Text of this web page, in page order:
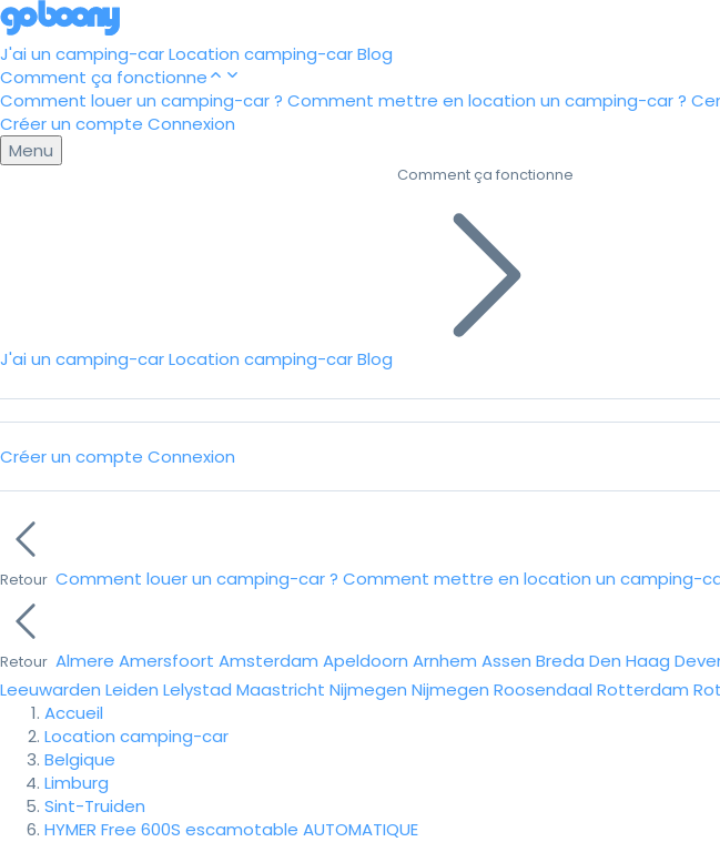
J'ai un camping-carLocation camping-carBlog
Comment ça fonctionne
Comment louer un camping-car ? Comment mettre en location un camping-car ?
Créer un compte Connexion
Menu
J'ai un camping-carLocation camping-carBlog
Comment ça fonctionne
Créer un compte Connexion
Retour Comment louer un camping-car ? Comment mettre en location un camping-
Retour Almere Amersfoort Amsterdam Apeldoorn Arnhem Assen Breda Den Haag
Leeuwarden Leiden Lelystad Maastricht Nijmegen Nijmegen Roosendaal Rotterdam
Accueil
Location camping-car
Belgique
Limburg
Sint-Truiden
HYMER Free 600S escamotable AUTOMATIQUE